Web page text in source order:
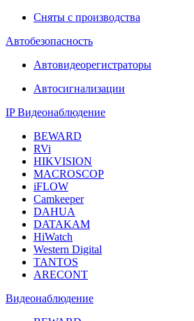
Сняты с производства
Автобезопасность
Автовидеорегистраторы
Автосигнализации
IP Видеонаблюдение
BEWARD
RVi
HIKVISION
MACROSCOP
iFLOW
Camkeeper
DAHUA
DATAKAM
HiWatch
Western Digital
TANTOS
ARECONT
Видеонаблюдение